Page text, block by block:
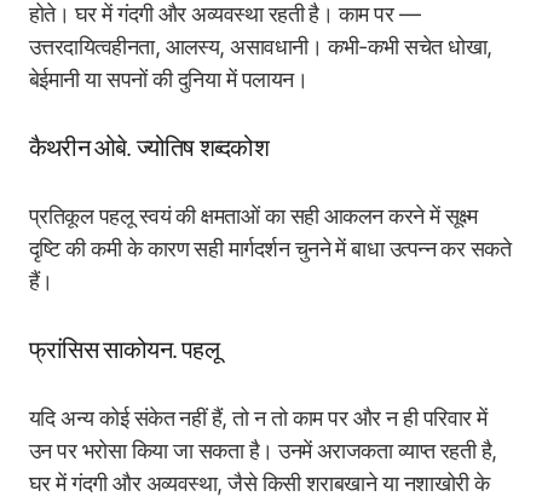
होते। घर में गंदगी और अव्यवस्था रहती है। काम पर —
उत्तरदायित्वहीनता, आलस्य, असावधानी। कभी-कभी सचेत धोखा,
बेईमानी या सपनों की दुनिया में पलायन।
कैथरीन ओबे. ज्योतिष शब्दकोश
प्रतिकूल पहलू स्वयं की क्षमताओं का सही आकलन करने में सूक्ष्म
दृष्टि की कमी के कारण सही मार्गदर्शन चुनने में बाधा उत्पन्न कर सकते
हैं।
फ्रांसिस साकोयन. पहलू
यदि अन्य कोई संकेत नहीं हैं, तो न तो काम पर और न ही परिवार में
उन पर भरोसा किया जा सकता है। उनमें अराजकता व्याप्त रहती है,
घर में गंदगी और अव्यवस्था, जैसे किसी शराबखाने या नशाखोरी के